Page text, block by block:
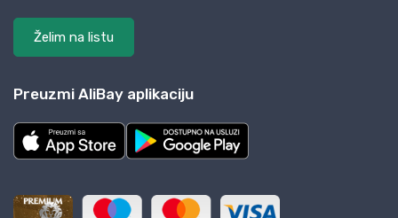
Želim na listu
Preuzmi AliBay aplikaciju